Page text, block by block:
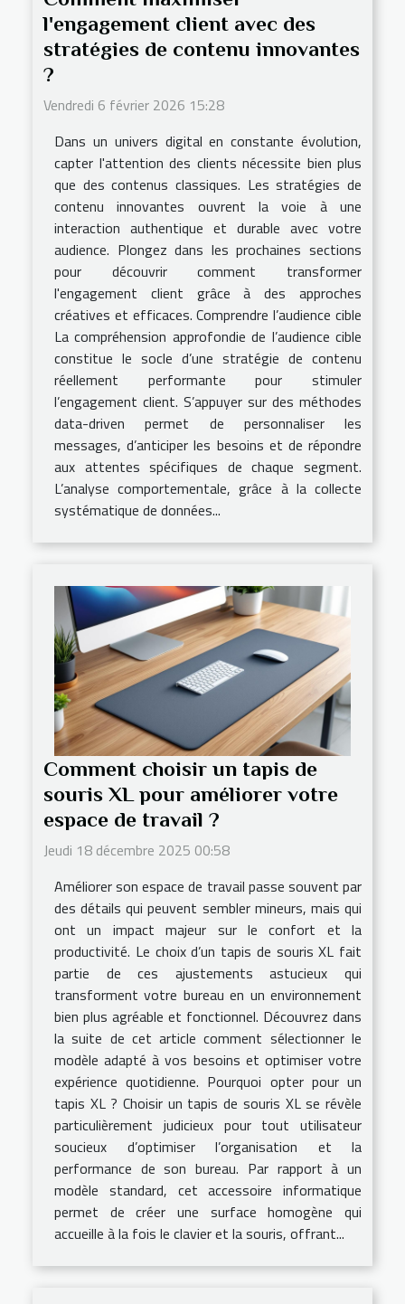
l'engagement client avec des
stratégies de contenu innovantes
?
Vendredi 6 février 2026 15:28
Dans un univers digital en constante évolution,
capter l'attention des clients nécessite bien plus
que des contenus classiques. Les stratégies de
contenu innovantes ouvrent la voie à une
interaction authentique et durable avec votre
audience. Plongez dans les prochaines sections
pour découvrir comment transformer
l'engagement client grâce à des approches
créatives et efficaces. Comprendre l’audience cible
La compréhension approfondie de l’audience cible
constitue le socle d’une stratégie de contenu
réellement performante pour stimuler
l’engagement client. S’appuyer sur des méthodes
data-driven permet de personnaliser les
messages, d’anticiper les besoins et de répondre
aux attentes spécifiques de chaque segment.
L’analyse comportementale, grâce à la collecte
systématique de données...
Comment choisir un tapis de
souris XL pour améliorer votre
espace de travail ?
Jeudi 18 décembre 2025 00:58
Améliorer son espace de travail passe souvent par
des détails qui peuvent sembler mineurs, mais qui
ont un impact majeur sur le confort et la
productivité. Le choix d’un tapis de souris XL fait
partie de ces ajustements astucieux qui
transforment votre bureau en un environnement
bien plus agréable et fonctionnel. Découvrez dans
la suite de cet article comment sélectionner le
modèle adapté à vos besoins et optimiser votre
expérience quotidienne. Pourquoi opter pour un
tapis XL ? Choisir un tapis de souris XL se révèle
particulièrement judicieux pour tout utilisateur
soucieux d’optimiser l’organisation et la
performance de son bureau. Par rapport à un
modèle standard, cet accessoire informatique
permet de créer une surface homogène qui
accueille à la fois le clavier et la souris, offrant...